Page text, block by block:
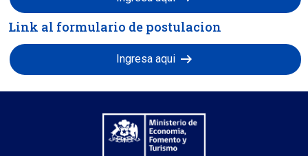
Link al formulario de postulacion
Ingresa aqui arrow_right_alt